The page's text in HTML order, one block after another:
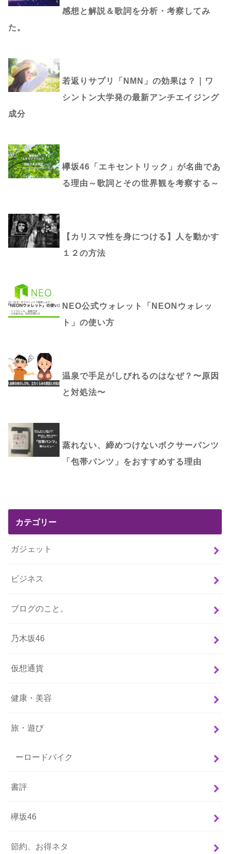
感想と解説＆歌詞を分析・考察してみ
た。
若返りサプリ「NMN」の効果は？｜ワ
シントン大学発の最新アンチエイジング
成分
欅坂46「エキセントリック」が名曲であ
る理由～歌詞とその世界観を考察する～
【カリスマ性を身につける】人を動かす
１２の方法
NEO公式ウォレット「NEONウォレッ
ト」の使い方
温泉で手足がしびれるのはなぜ？〜原因
と対処法〜
蒸れない、締めつけないボクサーパンツ
「包帯パンツ」をおすすめする理由
カテゴリー
ガジェット
ビジネス
ブログのこと。
乃木坂46
仮想通貨
健康・美容
旅・遊び
ーロードバイク
書評
欅坂46
節約、お得ネタ